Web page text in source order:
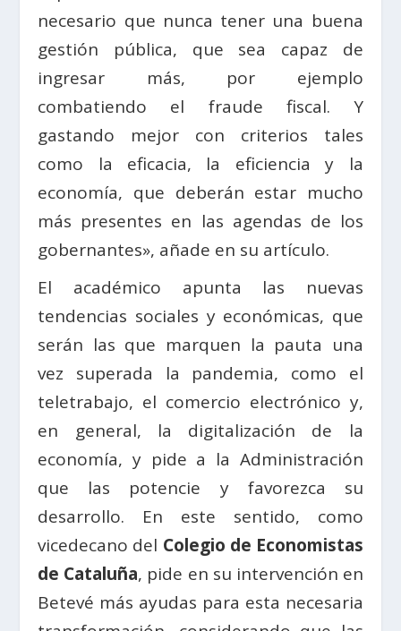
necesario que nunca tener una buena
gestión pública, que sea capaz de
ingresar más, por ejemplo
combatiendo el fraude fiscal. Y
gastando mejor con criterios tales
como la eficacia, la eficiencia y la
economía, que deberán estar mucho
más presentes en las agendas de los
gobernantes», añade en su artículo.
El académico apunta las nuevas
tendencias sociales y económicas, que
serán las que marquen la pauta una
vez superada la pandemia, como el
teletrabajo, el comercio electrónico y,
en general, la digitalización de la
economía, y pide a la Administración
que las potencie y favorezca su
desarrollo. En este sentido, como
vicedecano del Colegio de Economistas
de Cataluña, pide en su intervención en
Betevé más ayudas para esta necesaria